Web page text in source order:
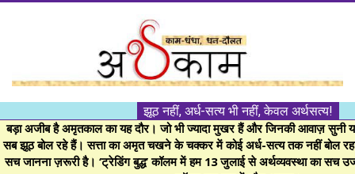
।।
अर्थकाम।।
झूठ नहीं, अर्ध-सत्य भी नहीं, केवल अर्थसत्य!
बड़ा अजीब है अमृतकाल का यह दौर। जो भी ज्यादा मुखर हैं और जिनकी आवाज़ सुनी
सब झूठ बोल रहे हैं। सत्ता का अमृत चखने के चक्कर में कोई अर्ध-सत्य तक नहीं बोल
सच जानना ज़रूरी है। ‘ट्रेडिंग बुद्ध’ कॉलम में हम 13 जुलाई से अर्थव्यवस्था का सच